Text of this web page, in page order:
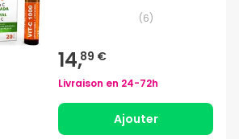
(6)
14,89 €
Livraison en 24-72h
Ajouter